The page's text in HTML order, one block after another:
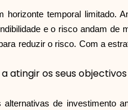
temporal limitado.
e o risco andam de
reduzir o risco. Com a
os seus
de investimento